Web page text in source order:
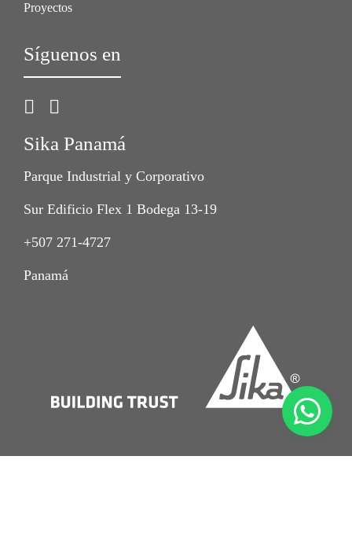
Proyectos
Síguenos en
Sika Panamá
Parque Industrial y Corporativo
Sur Edificio Flex 1 Bodega 13-19
+507 271-4727
Panamá